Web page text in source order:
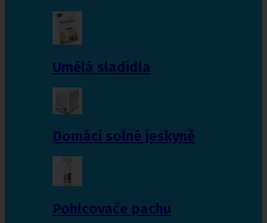
Umělá sladidla
Domácí solné jeskyně
Pohlcovače pachu